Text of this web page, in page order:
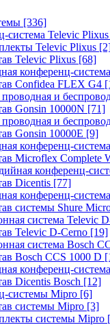
[336]
система Televic Plixus
Televic Plixus
Televic Plixus [68]
конференц-
Confidea FLEX G4
и
Gonsin 10000N [71]
и
Gonsin 10000E [9]
конференц-
Microflex Complete
конференц-
Dicentis [77]
конференц-
системы Shure
система Televic
Televic D-Cerno [19]
система Bosch
Bosch CCS 1000 D
конференц-
Dicentis Bosch [12]
системы Mipro [6]
системы Mipro [3]
системы Mipro